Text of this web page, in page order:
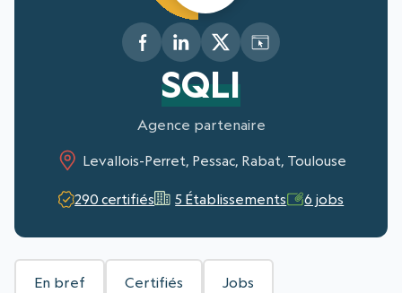
SQLI
Agence partenaire
Levallois-Perret, Pessac, Rabat, Toulouse
290 certifiés 5 Établissements 6 jobs
En bref Certifiés Jobs